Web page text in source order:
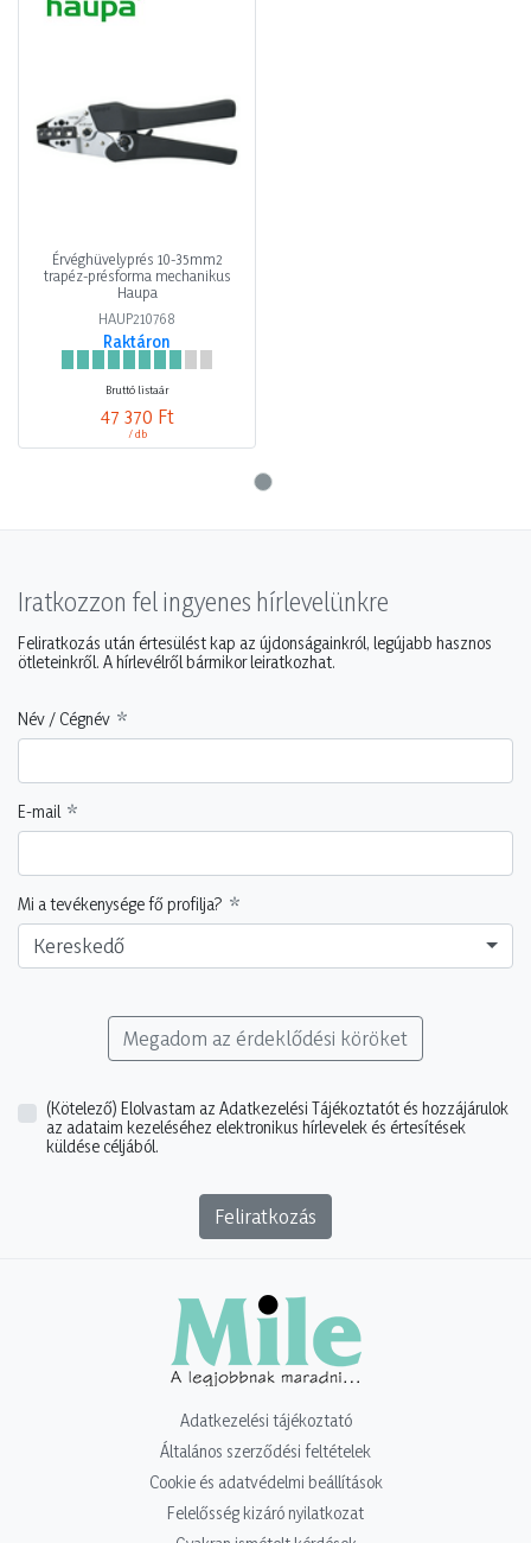
Érvéghüvelyprés 10-35mm2
trapéz-présforma mechanikus
Haupa
HAUP210768
Raktáron
Bruttó listaár
47 370 Ft
/ db
Iratkozzon fel ingyenes hírlevelünkre
Feliratkozás után értesülést kap az újdonságainkról, legújabb hasznos
ötleteinkről. A hírlevélről bármikor leiratkozhat.
Név / Cégnév
E-mail
Mi a tevékenysége fő profilja?
Kereskedő
Megadom az érdeklődési köröket
(Kötelező) Elolvastam az Adatkezelési Tájékoztatót és hozzájárulok
az adataim kezeléséhez elektronikus hírlevelek és értesítések
küldése céljából.
Feliratkozás
Adatkezelési tájékoztató
Általános szerződési feltételek
Cookie és adatvédelmi beállítások
Felelősség kizáró nyilatkozat